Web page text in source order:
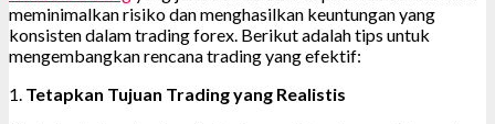
meminimalkan risiko dan menghasilkan keuntungan yang
konsisten dalam trading forex. Berikut adalah tips untuk
mengembangkan rencana trading yang efektif:
1. Tetapkan Tujuan Trading yang Realistis